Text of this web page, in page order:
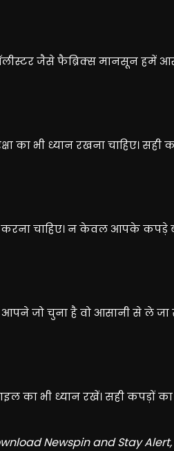
जैसे फैब्रिक्स मानसून हमें
भी ध्यान रखना चाहिए। सही
करना चाहिए। न केवल आपके
आपने जो चुना है वो आसानी से ले
का भी ध्यान रखें। सही कपड़ों
Newspin and Stay Alert,